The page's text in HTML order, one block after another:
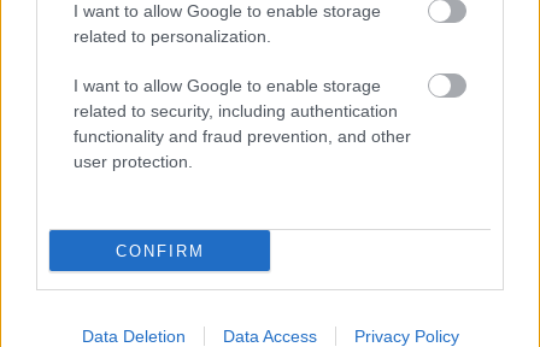
I want to allow Google to enable storage
related to personalization.
I want to allow Google to enable storage
related to security, including authentication
functionality and fraud prevention, and other
user protection.
CONFIRM
Data Deletion Data Access Privacy Policy
Prenumerera på vårt nyhetsbrev
Prenumerera
MEST LÄSTA